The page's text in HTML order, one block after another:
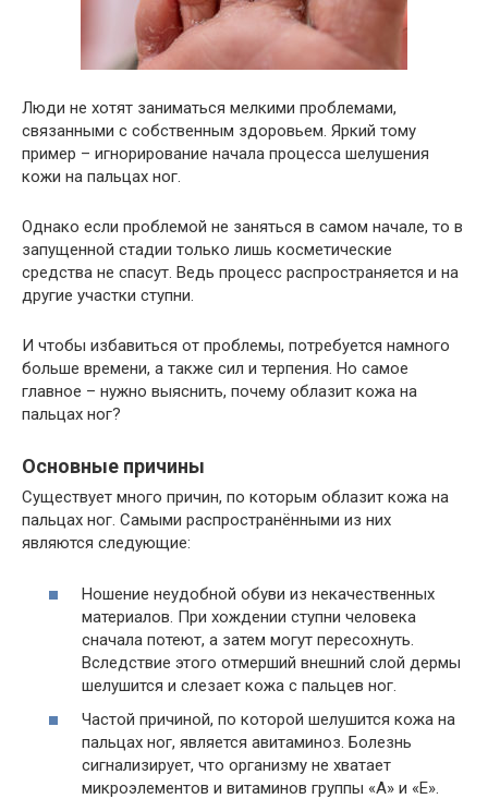
Люди не хотят заниматься мелкими проблемами,
связанными с собственным здоровьем. Яркий тому
пример – игнорирование начала процесса шелушения
кожи на пальцах ног.
Однако если проблемой не заняться в самом начале, то в
запущенной стадии только лишь косметические
средства не спасут. Ведь процесс распространяется и на
другие участки ступни.
И чтобы избавиться от проблемы, потребуется намного
больше времени, а также сил и терпения. Но самое
главное – нужно выяснить, почему облазит кожа на
пальцах ног?
Основные причины
Существует много причин, по которым облазит кожа на
пальцах ног. Самыми распространёнными из них
являются следующие:
Ношение неудобной обуви из некачественных
материалов. При хождении ступни человека
сначала потеют, а затем могут пересохнуть.
Вследствие этого отмерший внешний слой дермы
шелушится и слезает кожа с пальцев ног.
Частой причиной, по которой шелушится кожа на
пальцах ног, является авитаминоз. Болезнь
сигнализирует, что организму не хватает
микроэлементов и витаминов группы «А» и «Е».